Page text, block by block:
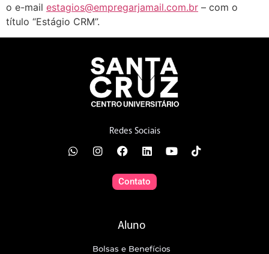
o e-mail estagios@empregarjamail.com.br – com o
título “Estágio CRM”.
Redes Sociais
Contato
Aluno
Bolsas e Benefícios